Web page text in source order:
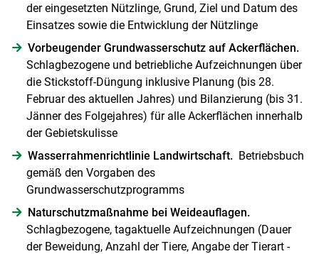
Skip to main content
der eingesetzten Nützlinge, Grund, Ziel und Datum des
Einsatzes sowie die Entwicklung der Nützlinge
Vorbeugender Grundwasserschutz auf Ackerflächen.
Schlagbezogene und betriebliche Aufzeichnungen über
die Stickstoff-Düngung inklusive Planung (bis 28.
Februar des aktuellen Jahres) und Bilanzierung (bis 31.
Jänner des Folgejahres) für alle Ackerflächen innerhalb
der Gebietskulisse
­Wasserrahmenrichtlinie Landwirtschaft. Betriebsbuch
gemäß den Vorgaben des
Grundwasserschutzprogramms ­
Naturschutzmaßnahme bei Weideauflagen.
Schlagbezogene, tagaktuelle Aufzeichnungen (Dauer
der Beweidung, Anzahl der Tiere, Angabe der Tierart -